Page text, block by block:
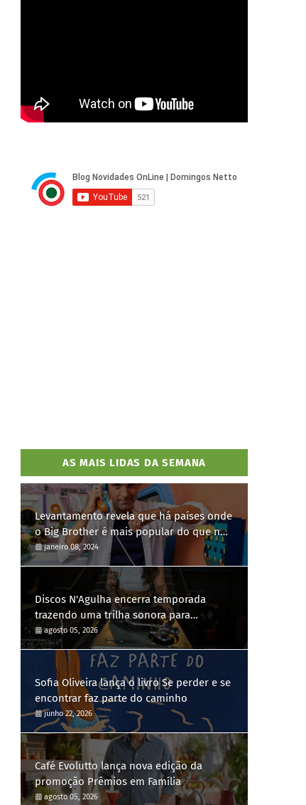
AS MAIS LIDAS DA SEMANA
Levantamento revela que há países onde
o Big Brother é mais popular do que no
Brasil
janeiro 08, 2024
Discos N'Agulha encerra temporada
trazendo uma trilha sonora para
diferentes gerações
agosto 05, 2026
Sofia Oliveira lança o livro Se perder e se
encontrar faz parte do caminho
junho 22, 2026
Café Evolutto lança nova edição da
promoção Prêmios em Família
agosto 05, 2026